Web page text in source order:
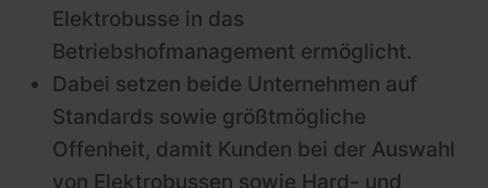
Elektrobusse in das
Betriebshofmanagement ermöglicht.
Dabei setzen beide Unternehmen auf
Standards sowie größtmögliche
Offenheit, damit Kunden bei der Auswahl
von Elektrobussen sowie Hard- und